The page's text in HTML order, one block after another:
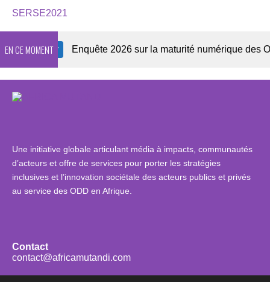
SERSE2021
EN CE MOMENTEnquête 2026 sur la maturité numérique des OSC
Une initiative globale articulant média à impacts, communautés
d’acteurs et offre de services pour porter les stratégies
inclusives et l’innovation sociétale des acteurs publics et privés
au service des ODD en Afrique.
Contact
contact@africamutandi.com